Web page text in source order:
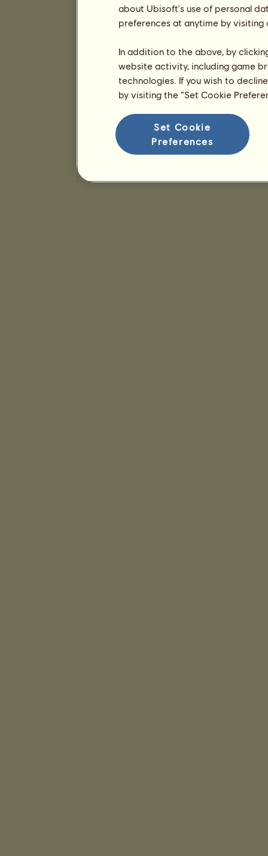
about Ubisoft's use of personal
preferences at anytime by
In addition to the above, by
website activity, including game
technologies. If you wish to
by visiting the “Set Cookie
Set Cookie
Preferences